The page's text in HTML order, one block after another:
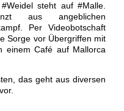
steht auf #Malle.
aus angeblichen
Per Videobotschaft
Sorge vor Übergriffen mit
einem Café auf Mallorca
das geht aus diversen